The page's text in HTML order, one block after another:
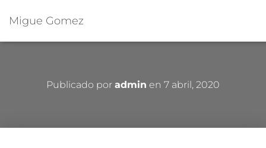
Migue Gomez
Publicado por admin en 7 abril, 2020